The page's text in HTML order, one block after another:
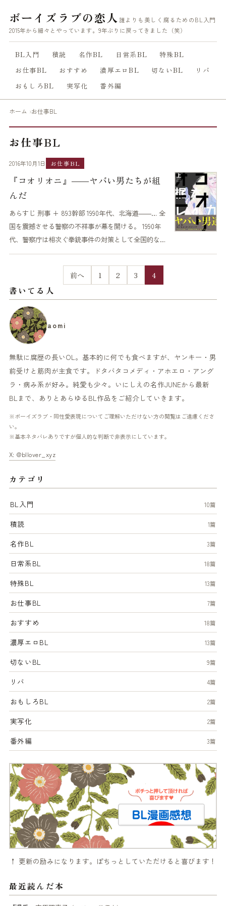
ボーイズラブの恋人 誰よりも美しく腐るためのBL入門
2015年から細々とやっています。9年ぶりに戻ってきました（笑）
BL入門 積読 名作BL 日常系BL
特殊BL
お仕事BL
おすすめ 濃厚エロBL 切ないBL
リバ
おもしろBL
実写化 番外編
ホーム お仕事BL
お仕事BL
2016年10月1日 お仕事BL
『コオリオニ』――ヤバい男たちが組
んだ
あらすじ 刑事 + 893幹部 1990年代、北海道――… 全
国を震撼させる警察の不祥事が幕を開ける。 1990年
代、警察庁は相次ぐ拳銃事件の対策として全国的な…
前へ 1 2 3 4
書いてる人
aomi
無駄に腐歴の長いOL。基本的に何でも食べますが、ヤンキー・男
前受けと筋肉が主食です。ドタバタコメディ・アホエロ・アング
ラ・病み系が好み。純愛も少々。いにしえの名作JUNEから最新
BLまで、ありとあらゆるBL作品をご紹介していきます。
※ボーイズラブ・同性愛表現についてご理解いただけない方の閲覧はご遠慮くださ
い。
※基本ネタバレありですが個人的な判断で非表示にしています。
X: @bllover_xyz
カテゴリ
BL入門 10篇
積読 1篇
名作BL 3篇
日常系BL 18篇
特殊BL 13篇
お仕事BL 7篇
おすすめ 18篇
濃厚エロBL 13篇
切ないBL 9篇
リバ 4篇
おもしろBL 2篇
実写化 2篇
番外編 3篇
↑ 更新の励みになります。ぽちっとしていただけると喜びます！
最近読んだ本